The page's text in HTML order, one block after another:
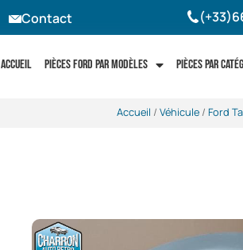
Contact
Accueil Pièces Ford par modèles Pièces par
Accueil / Véhicule / Ford